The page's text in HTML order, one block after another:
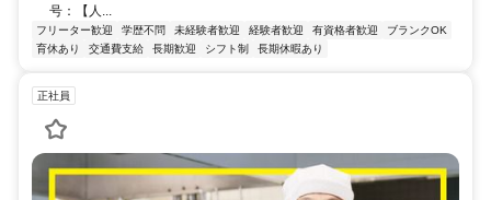
号：【人...
フリーター歓迎 学歴不問 未経験者歓迎 経験者歓迎 有資格者歓迎
ブランクOK
育休あり
交通費支給 長期歓迎 シフト制 長期休暇あり
正社員